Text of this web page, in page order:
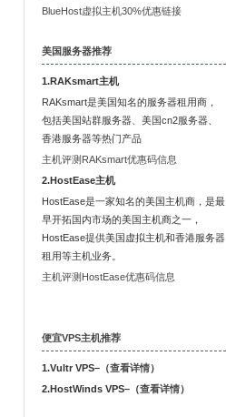
BlueHost虚拟主机30%优惠链接
美国服务器推荐
1.RAKsmart主机
RAKsmart是美国知名的服务器租用商，
包括美国站群服务器、美国cn2服务器、
香港服务器等热门产品
主机评测RAKsmart优惠码信息
2.HostEase主机
HostEase是一家知名的美国主机商，是最
早开拓国内市场的美国主机商之一，
HostEase提供美国虚拟主机和香港服务器
租用等主机业务。
主机评测HostEase优惠码信息
便宜VPS主机推荐
1.Vultr VPS–（查看详情）
2.HostWinds VPS–（查看详情）